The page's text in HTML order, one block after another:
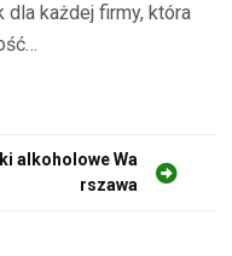
dla każdej firmy, która
alkoholowe Wa
rszawa